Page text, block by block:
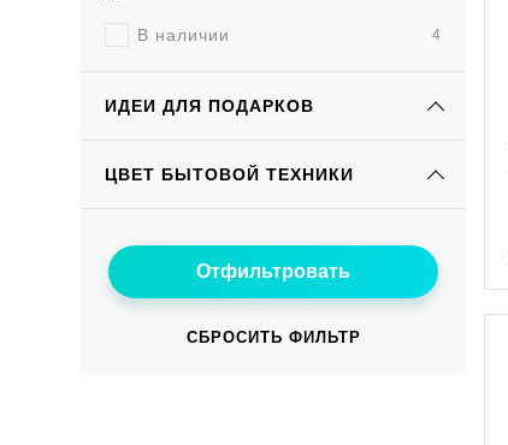
В наличии 4
ИДЕИ ДЛЯ ПОДАРКОВ
ЦВЕТ БЫТОВОЙ ТЕХНИКИ